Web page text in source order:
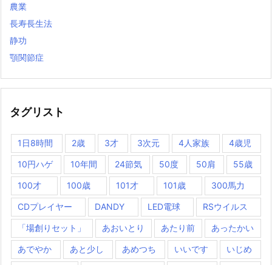
農業
長寿長生法
静功
顎関節症
タグリスト
1日8時間 2歳 3才 3次元 4人家族 4歳児
10円ハゲ 10年間 24節気 50度 50肩 55歳
100才 100歳 101才 101歳 300馬力
CDプレイヤー DANDY LED電球 RSウイルス
「場創りセット」 あおいとり あたり前 あったかい
あでやか あと少し あめつち いいです いじめ